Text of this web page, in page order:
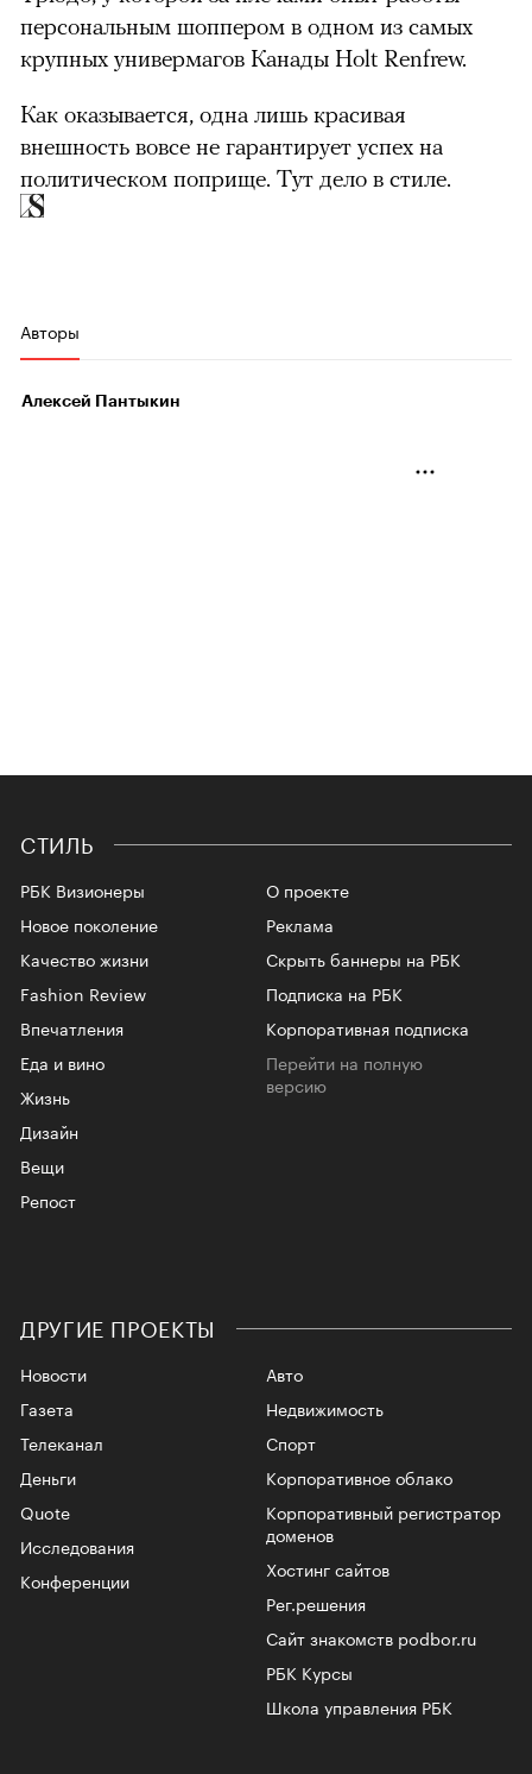
персональным шоппером в одном из самых
крупных универмагов Канады Holt Renfrew.
Как оказывается, одна лишь красивая
внешность вовсе не гарантирует успех на
политическом поприще. Тут дело в стиле.
Авторы
Алексей Пантыкин
СТИЛЬ
РБК Визионеры
Новое поколение
Качество жизни
Fashion Review
Впечатления
Еда и вино
Жизнь
Дизайн
Вещи
Репост
О проекте
Реклама
Скрыть баннеры на РБК
Подписка на РБК
Корпоративная подписка
Перейти на полную
версию
ДРУГИЕ ПРОЕКТЫ
Новости
Газета
Телеканал
Авто
Недвижимость
Спорт
Корпоративное облако
Корпоративный регистратор
доменов
Хостинг сайтов
Рег.решения
Сайт знакомств podbor.ru
РБК Курсы
Школа управления РБК
Деньги
Quote
Исследования
Конференции